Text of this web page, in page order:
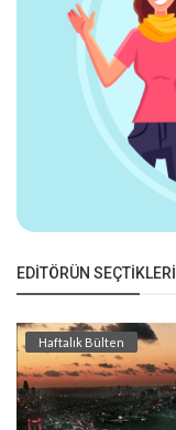
EDITÖRÜN SEÇTIKLERI
Haftalık Bülten